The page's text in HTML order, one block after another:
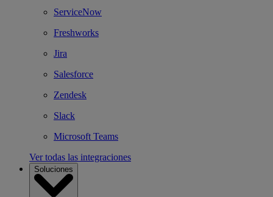
ServiceNow
Freshworks
Jira
Salesforce
Zendesk
Slack
Microsoft Teams
Ver todas las integraciones
Soluciones